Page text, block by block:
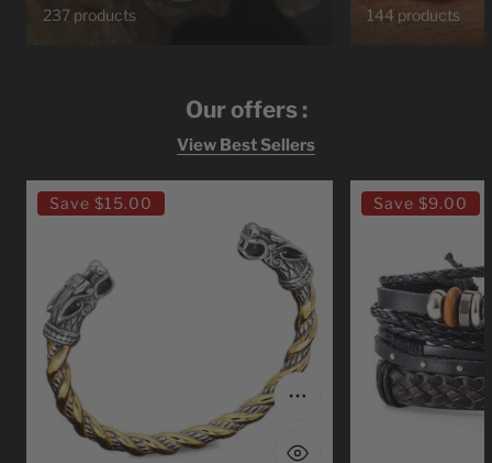
237 products 144 products
Our offers :
View Best Sellers
Ragnar
Bracelet
Save $15.00
Choose options
Bracelet
Viking
Save $9.00